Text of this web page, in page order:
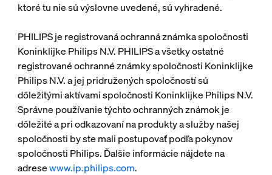
ktoré tu nie sú výslovne uvedené, sú vyhradené.
PHILIPS je registrovaná ochranná známka spoločnosti
Koninklijke Philips N.V. PHILIPS a všetky ostatné
registrované ochranné známky spoločnosti Koninklijke
Philips N.V. a jej pridružených spoločností sú
dôležitými aktívami spoločnosti Koninklijke Philips N.V.
Správne používanie týchto ochranných známok je
dôležité a pri odkazovaní na produkty a služby našej
spoločnosti by ste mali postupovať podľa pokynov
spoločnosti Philips. Ďalšie informácie nájdete na
adresewww.ip.philips.com.